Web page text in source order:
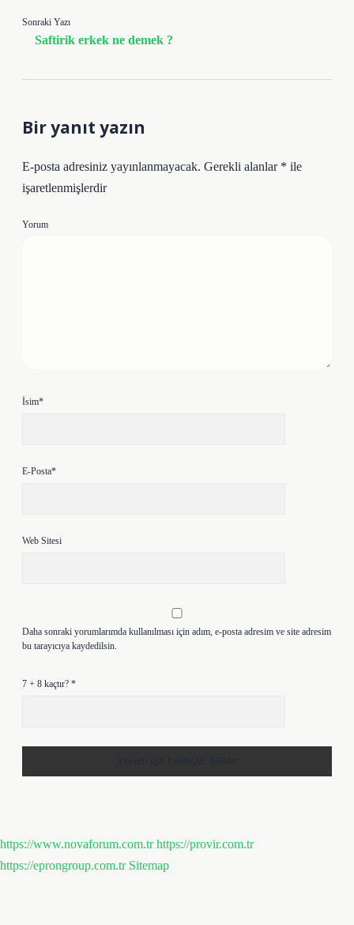
Sonraki Yazı
Saftirik erkek ne demek ?
Bir yanıt yazın
E-posta adresiniz yayınlanmayacak. Gerekli alanlar * ile
işaretlenmişlerdir
Yorum
İsim*
E-Posta*
Web Sitesi
Daha sonraki yorumlarımda kullanılması için adım, e-posta adresim ve site adresim
bu tarayıcıya kaydedilsin.
7 + 8 kaçtır? *
https://www.novaforum.com.tr https://provir.com.tr
https://eprongroup.com.tr Sitemap